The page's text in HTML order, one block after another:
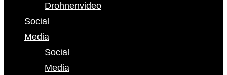
Drohnenvideo
Social
Media
Social
Media